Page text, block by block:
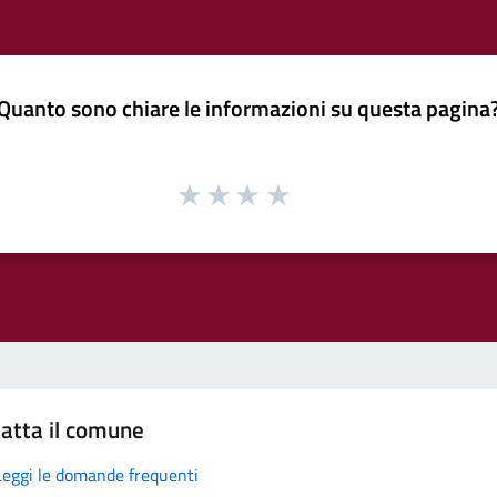
sono chiare le informazioni su questa
il comune
le domande frequenti